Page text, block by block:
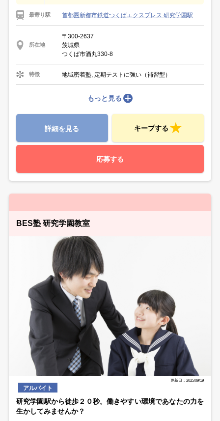
最寄り駅 首都圏新都市鉄道つくばエクスプレス 研究学園駅
所在地
〒300-2637
茨城県
つくば市酒丸330-8
特徴 地域密着塾, 定期テストに強い（補習型）
もっと見る
詳細を見る キープする
応募する
BES塾 研究学園教室
更新日：2025/09/19
アルバイト
研究学園駅から徒歩２０秒。働きやすい環境であなたの力を
生かしてみませんか？